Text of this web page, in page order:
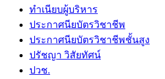
ทำเนียบผู้บริหาร
ประกาศนียบัตรวิชาชีพ
ประกาศนียบัตรวิชาชีพชั้นสูง
ปรัชญา วิสัยทัศน์
ปวช.